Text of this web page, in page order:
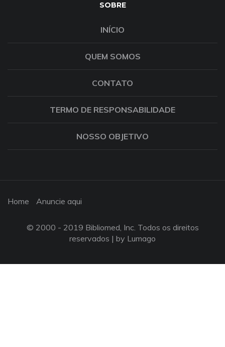
SOBRE
INÍCIO
QUEM SOMOS
CONTATO
TERMO DE RESPONSABILIDADE
NOSSO OBJETIVO
Home Anuncie aqui
© 2000 - 2019 Bibliomed, Inc. Todos os direitos
reservados | by Lumago